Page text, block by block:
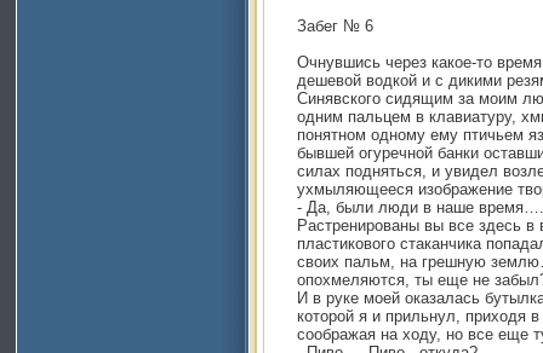
Забег № 6
Очнувшись через какое-то
дешевой водкой и с дикими
Синявского сидящим за моим
одним пальцем в клавиатуру,
понятном одному ему птичьем
бывшей огуречной банки
силах подняться, и увидел
ухмыляющееся изображение
- Да, были люди в наше
Растренированы вы все здесь в
пластикового стаканчика
своих пальм, на грешную
опохмеляются, ты еще не
И в руке моей оказалась
которой я и прильнул, приходя
соображая на ходу, но все еще